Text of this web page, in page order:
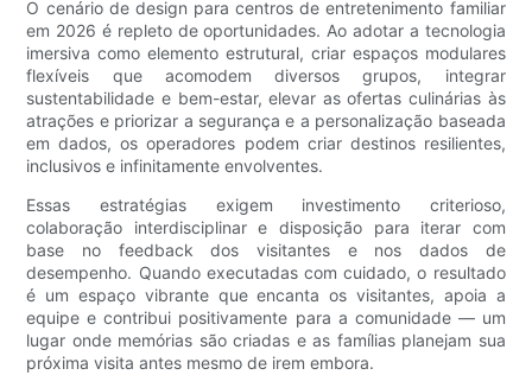
O cenário de design para centros de entretenimento familiar
em 2026 é repleto de oportunidades. Ao adotar a tecnologia
imersiva como elemento estrutural, criar espaços modulares
flexíveis que acomodem diversos grupos, integrar
sustentabilidade e bem-estar, elevar as ofertas culinárias às
atrações e priorizar a segurança e a personalização baseada
em dados, os operadores podem criar destinos resilientes,
inclusivos e infinitamente envolventes.
Essas estratégias exigem investimento criterioso,
colaboração interdisciplinar e disposição para iterar com
base no feedback dos visitantes e nos dados de
desempenho. Quando executadas com cuidado, o resultado
é um espaço vibrante que encanta os visitantes, apoia a
equipe e contribui positivamente para a comunidade — um
lugar onde memórias são criadas e as famílias planejam sua
próxima visita antes mesmo de irem embora.